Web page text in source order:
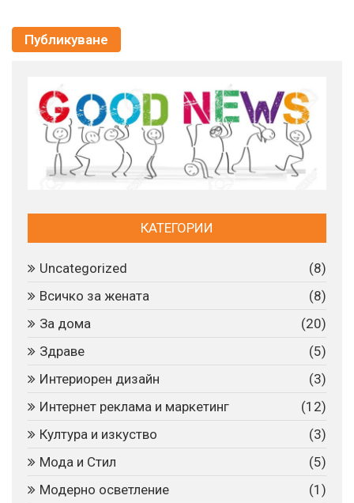
КАТЕГОРИИ
Uncategorized
(8)
Всичко за жената
(8)
За дома
(20)
Здраве
(5)
Интериорен дизайн
(3)
Интернет реклама и маркетинг
(12)
Култура и изкуство
(3)
Мода и Стил
(5)
Модерно осветление
(1)